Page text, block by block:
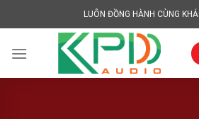
to
LUÔN ĐỒNG HÀNH CÙNG